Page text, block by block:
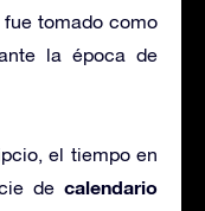
tomado como
la época de
el tiempo en
de calendario